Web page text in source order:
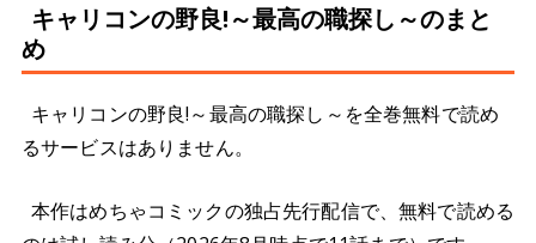
キャリコンの野良!～最高の職探し～のまと
め
キャリコンの野良!～最高の職探し～を全巻無料で読め
るサービスはありません。
本作はめちゃコミックの独占先行配信で、無料で読める